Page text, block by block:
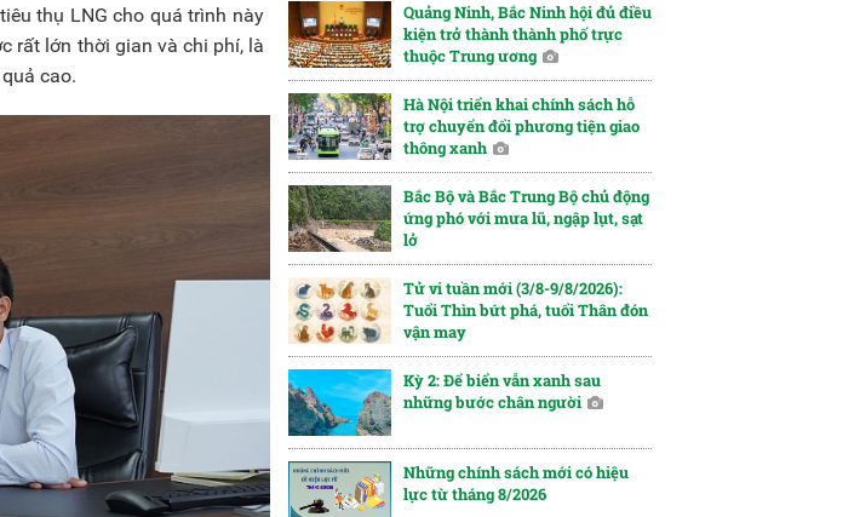
thụ LNG cho quá trình này
rất lớn thời gian và chi phí, là
cao.
Quảng Ninh, Bắc Ninh hội đủ điều
kiện trở thành thành phố trực
thuộc Trung ương
Hà Nội triển khai chính sách hỗ
trợ chuyển đổi phương tiện giao
thông xanh
Bắc Bộ và Bắc Trung Bộ chủ động
ứng phó với mưa lũ, ngập lụt, sạt
lở
Tử vi tuần mới (3/8-9/8/2026):
Tuổi Thìn bứt phá, tuổi Thân đón
vận may
Kỳ 2: Để biển vẫn xanh sau
những bước chân người
Những chính sách mới có hiệu
lực từ tháng 8/2026